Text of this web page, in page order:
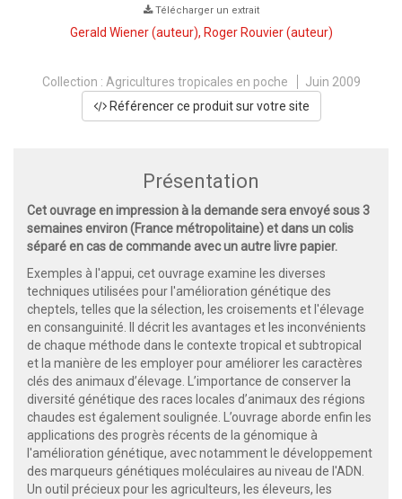
Télécharger un extrait
Gerald Wiener(auteur), Roger Rouvier(auteur)
Collection : Agricultures tropicales en poche
Juin 2009
Référencer ce produit sur votre site
Présentation
Cet ouvrage en impression à la demande sera envoyé sous 3
semaines environ (France métropolitaine) et dans un colis
séparé en cas de commande avec un autre livre papier.
Exemples à l'appui, cet ouvrage examine les diverses
techniques utilisées pour l'amélioration génétique des
cheptels, telles que la sélection, les croisements et l'élevage
en consanguinité. Il décrit les avantages et les inconvénients
de chaque méthode dans le contexte tropical et subtropical
et la manière de les employer pour améliorer les caractères
clés des animaux d’élevage. L’importance de conserver la
diversité génétique des races locales d’animaux des régions
chaudes est également soulignée. L’ouvrage aborde enfin les
applications des progrès récents de la génomique à
l'amélioration génétique, avec notamment le développement
des marqueurs génétiques moléculaires au niveau de l'ADN.
Un outil précieux pour les agriculteurs, les éleveurs, les